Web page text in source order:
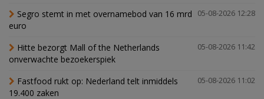
05-08-2026 12:28
Segro stemt in met overnamebod van 16 mrd
euro
05-08-2026 11:42
Hitte bezorgt Mall of the Netherlands
onverwachte bezoekerspiek
05-08-2026 11:02
Fastfood rukt op: Nederland telt inmiddels
19.400 zaken